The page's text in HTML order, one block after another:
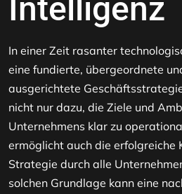
Intelligenz
In einer Zeit rasanter
eine fundierte, übergeordnete
ausgerichtete
nicht nur dazu, die Ziele und
Unternehmens klar zu
ermöglicht auch die erfolgreiche
Strategie durch alle
solchen Grundlage kann eine